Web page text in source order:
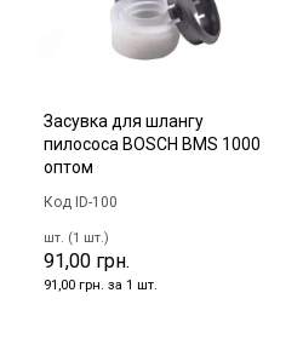
Засувка для шлангу
пилососа BOSCH BMS 1000
оптом
Код ID-100
шт. (1 шт.)
91,00 грн.
91,00 грн. за 1 шт.